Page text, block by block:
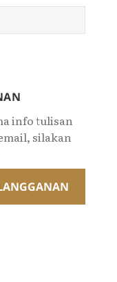
info tulisan
silakan